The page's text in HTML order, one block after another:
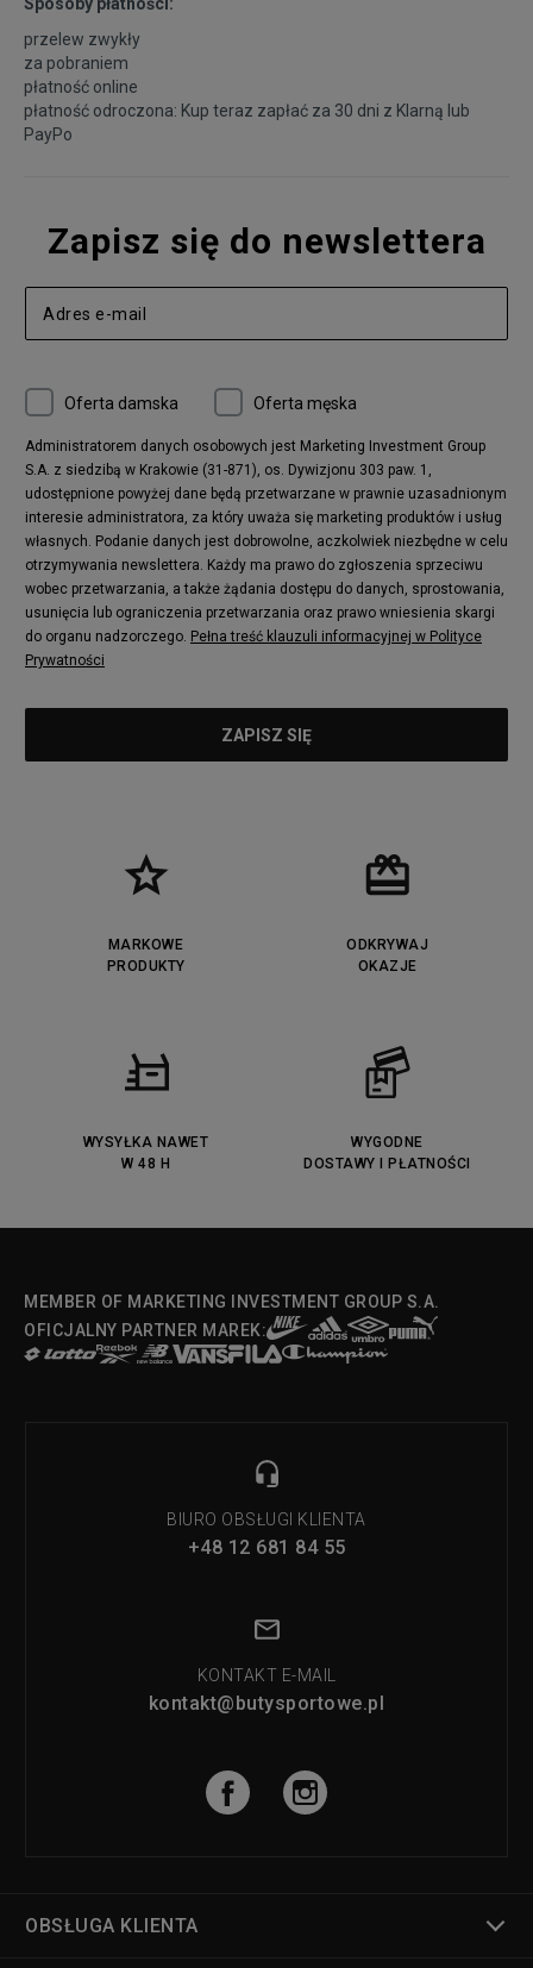
Sposoby płatności:
przelew zwykły
za pobraniem
płatność online
płatność odroczona: Kup teraz zapłać za 30 dni z Klarną lub
PayPo
Zapisz się do newslettera
Oferta damska Oferta męska
Administratorem danych osobowych jest Marketing Investment Group
S.A. z siedzibą w Krakowie (31-871), os. Dywizjonu 303 paw. 1,
udostępnione powyżej dane będą przetwarzane w prawnie uzasadnionym
interesie administratora, za który uważa się marketing produktów i usług
własnych. Podanie danych jest dobrowolne, aczkolwiek niezbędne w celu
otrzymywania newslettera. Każdy ma prawo do zgłoszenia sprzeciwu
wobec przetwarzania, a także żądania dostępu do danych, sprostowania,
usunięcia lub ograniczenia przetwarzania oraz prawo wniesienia skargi
do organu nadzorczego. Pełna treść klauzuli informacyjnej w Polityce
Prywatności
MARKOWE
PRODUKTY
ODKRYWAJ
OKAZJE
WYSYŁKA NAWET
W 48 H
WYGODNE
DOSTAWY I PŁATNOŚCI
MEMBER OF MARKETING INVESTMENT GROUP S.A.
OFICJALNY PARTNER MAREK:
BIURO OBSŁUGI KLIENTA
+48 12 681 84 55
KONTAKT E-MAIL
kontakt@butysportowe.pl
OBSŁUGA KLIENTA